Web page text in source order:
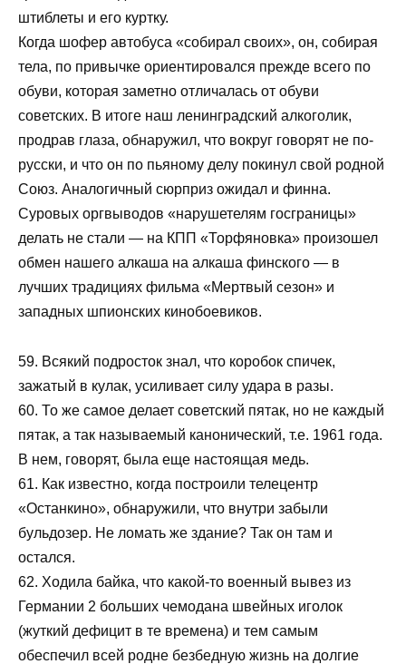
штиблеты и его куртку.
Когда шофер автобуса «собирал своих», он, собирая
тела, по привычке ориентировался прежде всего по
обуви, которая заметно отличалась от обуви
советских. В итоге наш ленинградский алкоголик,
продрав глаза, обнаружил, что вокруг говорят не по-
русски, и что он по пьяному делу покинул свой родной
Союз. Аналогичный сюрприз ожидал и финна.
Суровых оргвыводов «нарушетелям госграницы»
делать не стали — на КПП «Торфяновка» произошел
обмен нашего алкаша на алкаша финского — в
лучших традициях фильма «Мертвый сезон» и
западных шпионских кинобоевиков.
59. Всякий подросток знал, что коробок спичек,
зажатый в кулак, усиливает силу удара в разы.
60. То же самое делает советский пятак, но не каждый
пятак, а так называемый канонический, т.е. 1961 года.
В нем, говорят, была еще настоящая медь.
61. Как известно, когда построили телецентр
«Останкино», обнаружили, что внутри забыли
бульдозер. Не ломать же здание? Так он там и
остался.
62. Ходила байка, что какой-то военный вывез из
Германии 2 больших чемодана швейных иголок
(жуткий дефицит в те времена) и тем самым
обеспечил всей родне безбедную жизнь на долгие